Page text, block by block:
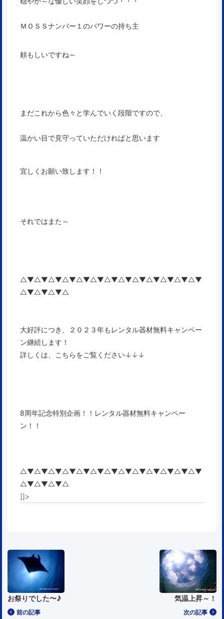
ＭＯＳＳナンバー１のパワーの持ち主
頼もしいですね～
まだこれから色々と学んでいく段階ですので、
温かい目で見守っていただければと思います
宜しくお願い致します！！
それではまた～
△▼△▼△▼△▼△▼△▼△▼△▼△▼△▼△▼△▼△▼
△▼△▼△▼△
大好評につき、２０２３年もレンタル器材無料キャンペー
ン継続します！
詳しくは、こちらをご覧ください↓↓↓
8周年記念特別企画！！レンタル器材無料キャンペー
ン！！
△▼△▼△▼△▼△▼△▼△▼△▼△▼△▼△▼△▼△▼
△▼△▼△▼△
]]>
前の記事
お祭りでした〜♪
次の記事
気温上昇～！